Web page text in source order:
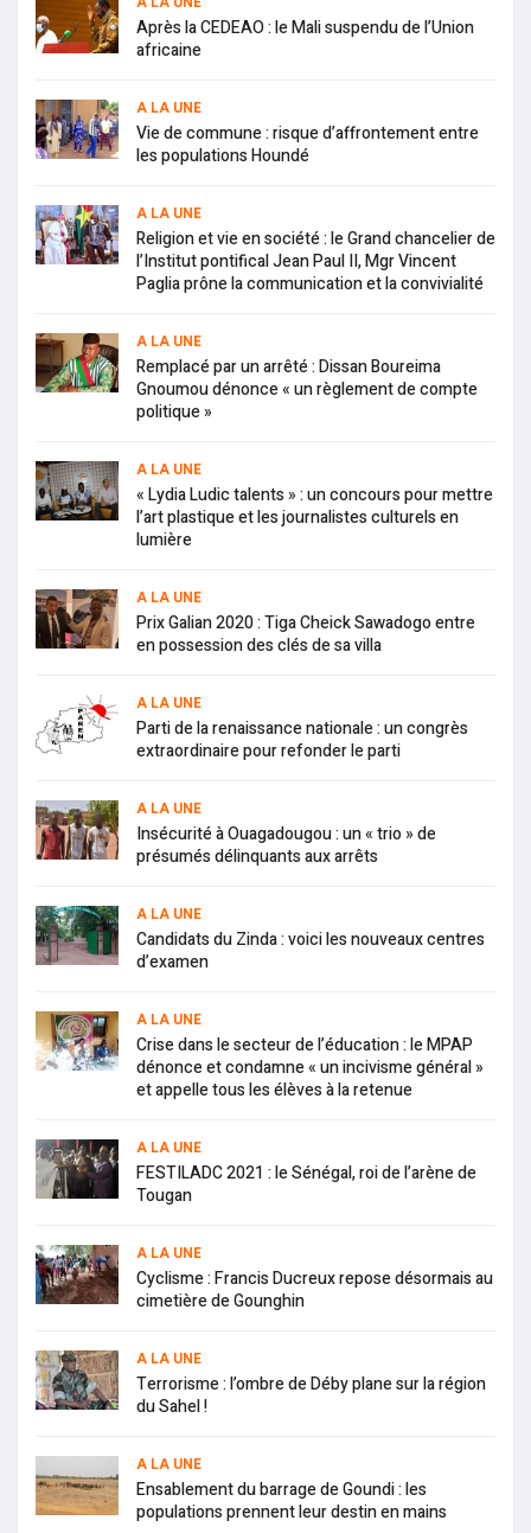
Après la CEDEAO : le Mali suspendu de l’Union
africaine
A LA UNE
Vie de commune : risque d’affrontement entre
les populations Houndé
A LA UNE
Religion et vie en société : le Grand chancelier de
l’Institut pontifical Jean Paul II, Mgr Vincent
Paglia prône la communication et la convivialité
A LA UNE
Remplacé par un arrêté : Dissan Boureima
Gnoumou dénonce « un règlement de compte
politique »
A LA UNE
« Lydia Ludic talents » : un concours pour mettre
l’art plastique et les journalistes culturels en
lumière
A LA UNE
Prix Galian 2020 : Tiga Cheick Sawadogo entre
en possession des clés de sa villa
A LA UNE
Parti de la renaissance nationale : un congrès
extraordinaire pour refonder le parti
A LA UNE
Insécurité à Ouagadougou : un « trio » de
présumés délinquants aux arrêts
A LA UNE
Candidats du Zinda : voici les nouveaux centres
d’examen
A LA UNE
Crise dans le secteur de l’éducation : le MPAP
dénonce et condamne « un incivisme général »
et appelle tous les élèves à la retenue
A LA UNE
FESTILADC 2021 : le Sénégal, roi de l’arène de
Tougan
A LA UNE
Cyclisme : Francis Ducreux repose désormais au
cimetière de Gounghin
A LA UNE
Terrorisme : l’ombre de Déby plane sur la région
du Sahel !
A LA UNE
Ensablement du barrage de Goundi : les
populations prennent leur destin en mains